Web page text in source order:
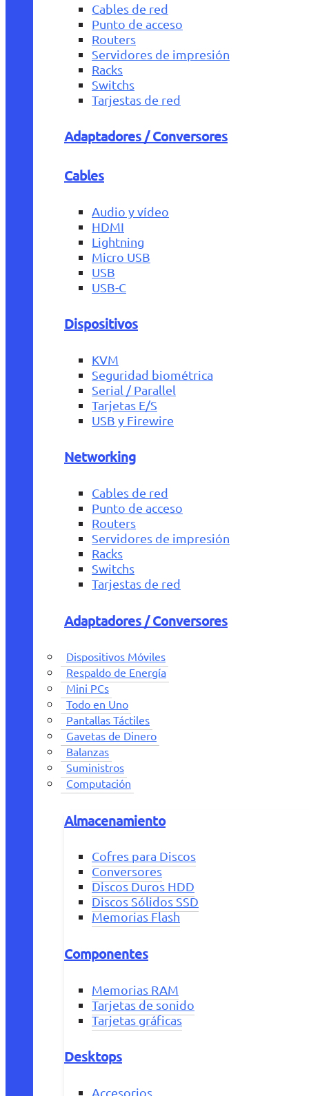
Cables de red
Punto de acceso
Routers
Servidores de impresión
Racks
Switchs
Tarjestas de red
Adaptadores / Conversores
Cables
Audio y vídeo
HDMI
Lightning
Micro USB
USB
USB-C
Dispositivos
KVM
Seguridad biométrica
Serial / Parallel
Tarjetas E/S
USB y Firewire
Networking
Cables de red
Punto de acceso
Routers
Servidores de impresión
Racks
Switchs
Tarjestas de red
Adaptadores / Conversores
Dispositivos Móviles
Respaldo de Energía
Mini PCs
Todo en Uno
Pantallas Táctiles
Gavetas de Dinero
Balanzas
Suministros
Computación
Almacenamiento
Cofres para Discos
Conversores
Discos Duros HDD
Discos Sólidos SSD
Memorias Flash
Componentes
Memorias RAM
Tarjetas de sonido
Tarjetas gráficas
Desktops
Accesorios